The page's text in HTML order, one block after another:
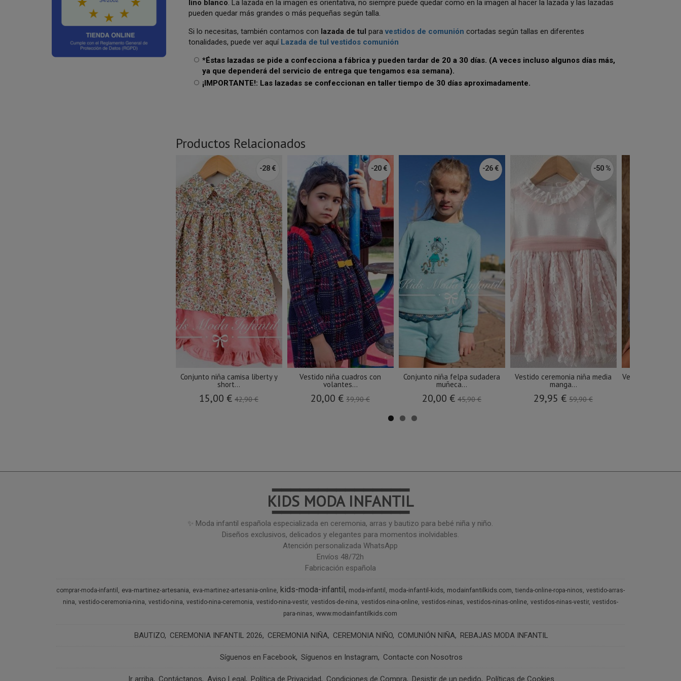
lino blanco . La lazada en la imagen es orientativa, no siempre puede quedar como en la imagen al hacer la lazada y las lazadas
pueden quedar más grandes o más pequeñas según talla.
Si lo necesitas, también contamos con lazada de tulpara vestidos de comunión cortadas según tallas en diferentes
tonalidades, puede ver aquí Lazada de tul vestidos comunión
*Éstas lazadas se pide a confecciona a fábrica y pueden tardar de 20a 30 días. (A veces incluso algunos días más,
ya que dependerá del servicio de entrega que tengamos esa semana).
¡IMPORTANTE!: Las lazadas se confeccionan en taller tiempo de 30 días aproximadamente.
Productos Relacionados
-28 €
Conjunto niña camisa liberty y
short...
15,00 €42,90 €
-20 €
Vestido niña cuadros con
volantes...
20,00 €39,90 €
-26 €
Conjunto niña felpa sudadera
muñeca...
20,00 €45,90 €
-50 %
Vestido ceremonia niña media
manga...
29,95 €59,90 €
Vestido niña
━━━━━━━━━━━━━━━
KIDS MODA INFANTIL
━━━━━━━━━━━━━━━
✨ Moda infantil española especializada en ceremonia, arras y bautizo para bebé niña y niño.
Diseños exclusivos, delicados y elegantes para momentos inolvidables.
Atención personalizada WhatsApp
Envíos 48/72h
Fabricación española
comprar-moda-infantil eva-martinez-artesania eva-martinez-artesania-online kids-moda-infantil moda-infantil moda-infantil-kids modainfantilkids.com tienda-online-ropa-ninos vestido-arras-
nina vestido-ceremonia-nina vestido-nina vestido-nina-ceremonia vestido-nina-vestir vestidos-de-nina vestidos-nina-online vestidos-ninas vestidos-ninas-online vestidos-ninas-vestir vestidos-
para-ninas www.modainfantilkids.com
BAUTIZO CEREMONIA INFANTIL 2026 CEREMONIA NIÑA CEREMONIA NIÑO COMUNIÓN NIÑA REBAJAS MODA INFANTIL
Síguenos en Facebook Síguenos en Instagram Contacte con Nosotros
Ir arriba Contáctanos Aviso Legal Política de Privacidad Condiciones de Compra Desistir de un pedido Políticas de Cookies